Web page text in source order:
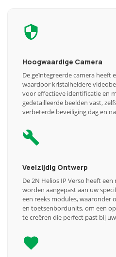
Hoogwaardige Camera
De geïntegreerde camera heeft
waardoor kristalheldere
voor effectieve identificatie en
gedetailleerde beelden vast,
verbeterde beveiliging dag en
Veelzijdig Ontwerp
De 2N Helios IP Verso heeft
worden aangepast aan uw
een reeks modules, waaronder
en toetsenbordunits, om een
te creëren die perfect past bij